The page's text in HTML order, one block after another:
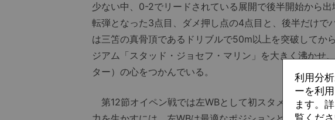
少ない中、0-2でリードされている展開で後半開始から
転弾となった3点目、ダメ押し点の4点目と、後半だけで
は三笘の真骨頂であるドリブルで50m以上を突破してか
ジアム「スタッド・ジョセフ・マリン」を大きく沸かせ
ター）の心をつかんでいる。
第12節オイペン戦では左WBとして初スタメン。実際の
利用分
ーを利
ます。
覧くださ